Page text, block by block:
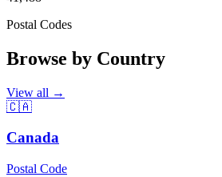
Postal Codes
Browse by Country
View all →
🇨🇦
Canada
Postal Code